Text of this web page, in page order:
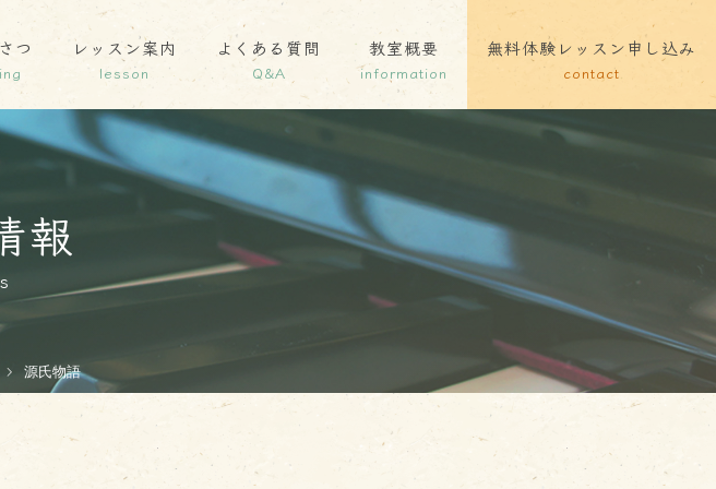
つ レッスン案内 よくある質問 教室概要 無料体験レッスン申し込み
報
源氏物語